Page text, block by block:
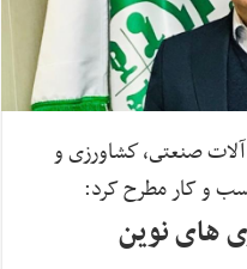
صنعتى، كشاورزى و
و کار مطرح کرد:
هاى نوین